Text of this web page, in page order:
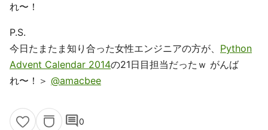
れ〜！
P.S.
今日たまたま知り合った女性エンジニアの方が、 Python
Advent Calendar 2014の21日目担当だったｗ がんば
れ〜！＞ @amacbee
comment0